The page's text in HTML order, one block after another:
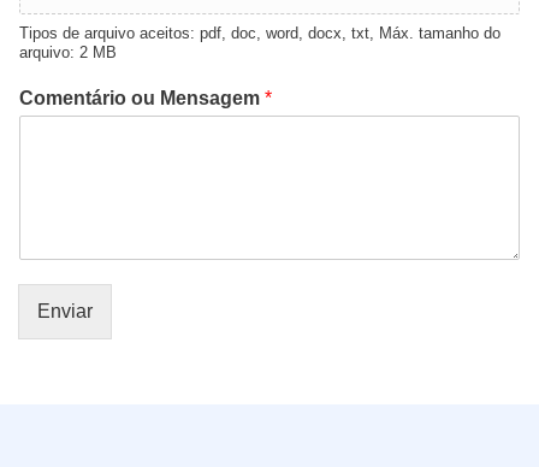
Tipos de arquivo aceitos: pdf, doc, word, docx, txt, Máx. tamanho do
arquivo: 2 MB
Comentário ou Mensagem *
Enviar
SEO (Ranking no Google)